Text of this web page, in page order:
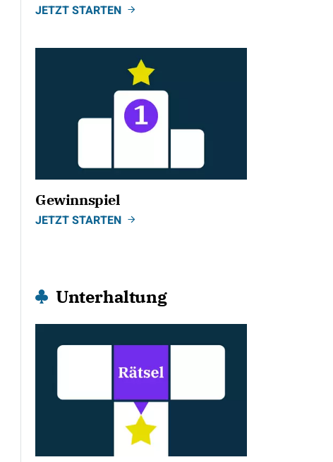
JETZT STARTEN
Gewinnspiel
JETZT STARTEN
Unterhaltung